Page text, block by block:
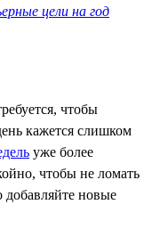
цели на год
чтобы
кажется слишком
уже более
чтобы не ломать
новые